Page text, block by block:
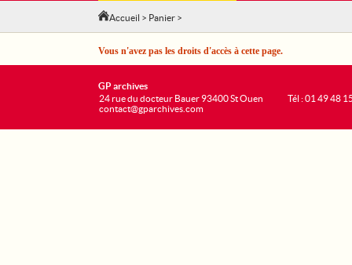
Accueil > Panier >
Vous n'avez pas les droits d'accès à cette page.
GP archives
24 rue du docteur Bauer 93400 St Ouen
contact@gparchives.com
Tél : 01 49 48